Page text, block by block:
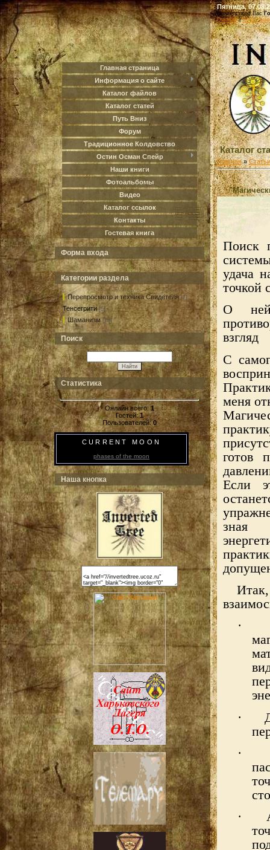
Главная страница
Информация о сайте
Каталог файлов
Каталог статей
Путь Вниз
Форум
Традиционное Колдовство
Остин Осман Спейр
Наши книги
Фотоальбомы
Видео
Каталог ссылок
Контакты
Гостевая книга
Форма входа
Категории раздела
Перепросмотр и техника Свидетеля [7]
Тенсегрити [5]
Шаманизм [18]
Поиск
Статистика
Онлайн всего:1
Гостей:1
Пользователей:0
CURRENT MOON
phases of the moon
Наша кнопка
Пятница,
Приветствую Вас
Главная|
Каталог
Главная»Статьи
Поиск
удача
точкой
О ней
взгляд
С
меня
готов
Если
зная
·
·
·
·